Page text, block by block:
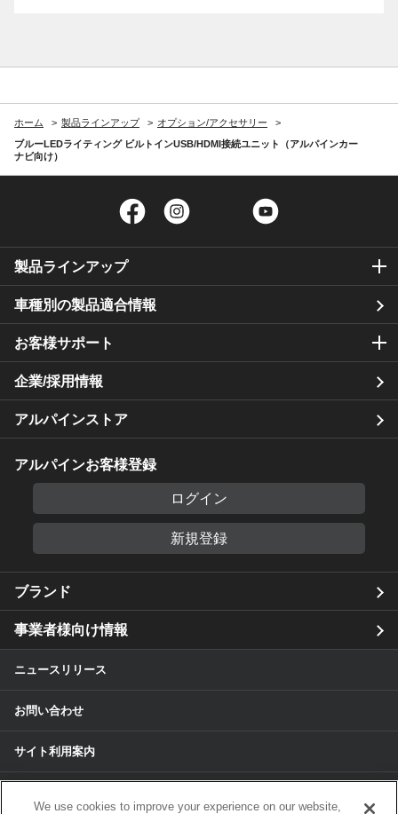
ホーム 製品ラインアップ
オプション/アクセサリー
ブルーLEDライティング ビルトインUSB/HDMI接続ユニット（アルパインカー
ナビ向け）
Facebook Twitter
製品ラインアップ
車種別の製品適合情報
お客様サポート
企業/採用情報
アルパインストア
アルパインお客様登録
ログイン
新規登録
ブランド
事業者様向け情報
ニュースリリース
お問い合わせ
サイト利用案内
We use cookies to improve your experience on our website,